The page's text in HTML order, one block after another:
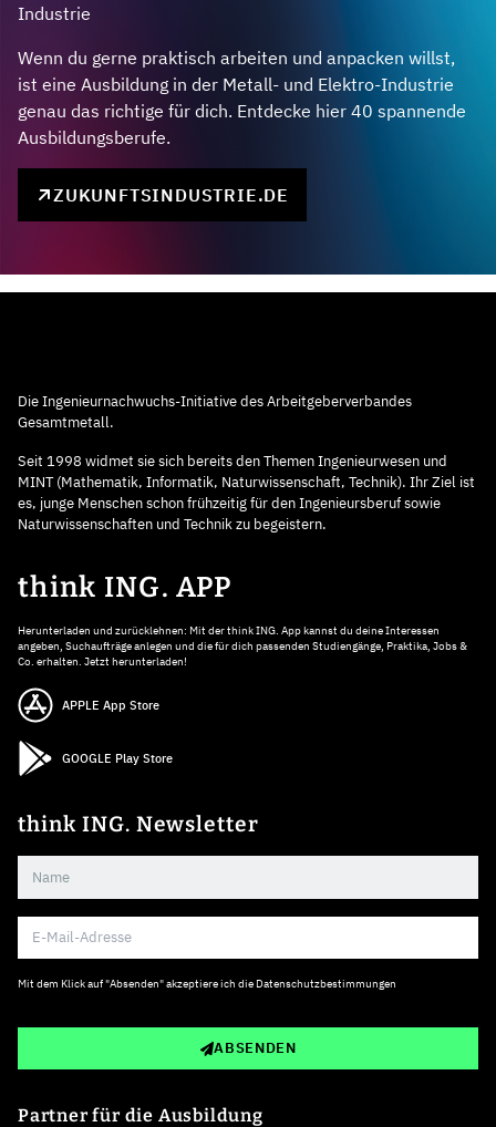
Industrie
Wenn du gerne praktisch arbeiten und anpacken willst,
ist eine Ausbildung in der Metall- und Elektro-Industrie
genau das richtige für dich. Entdecke hier 40 spannende
Ausbildungsberufe.
ZUKUNFTSINDUSTRIE.DE
Die Ingenieurnachwuchs-Initiative des Arbeitgeberverbandes
Gesamtmetall.
Seit 1998 widmet sie sich bereits den Themen Ingenieurwesen und
MINT (Mathematik, Informatik, Naturwissenschaft, Technik). Ihr Ziel ist
es, junge Menschen schon frühzeitig für den Ingenieursberuf sowie
Naturwissenschaften und Technik zu begeistern.
think ING. APP
Herunterladen und zurücklehnen: Mit der think ING. App kannst du deine Interessen
angeben, Suchaufträge anlegen und die für dich passenden Studiengänge, Praktika, Jobs &
Co. erhalten. Jetzt herunterladen!
APPLE App Store
GOOGLE Play Store
think ING. Newsletter
Mit dem Klick auf "Absenden" akzeptiere ich die Datenschutzbestimmungen
ABSENDEN
Partner für die Ausbildung